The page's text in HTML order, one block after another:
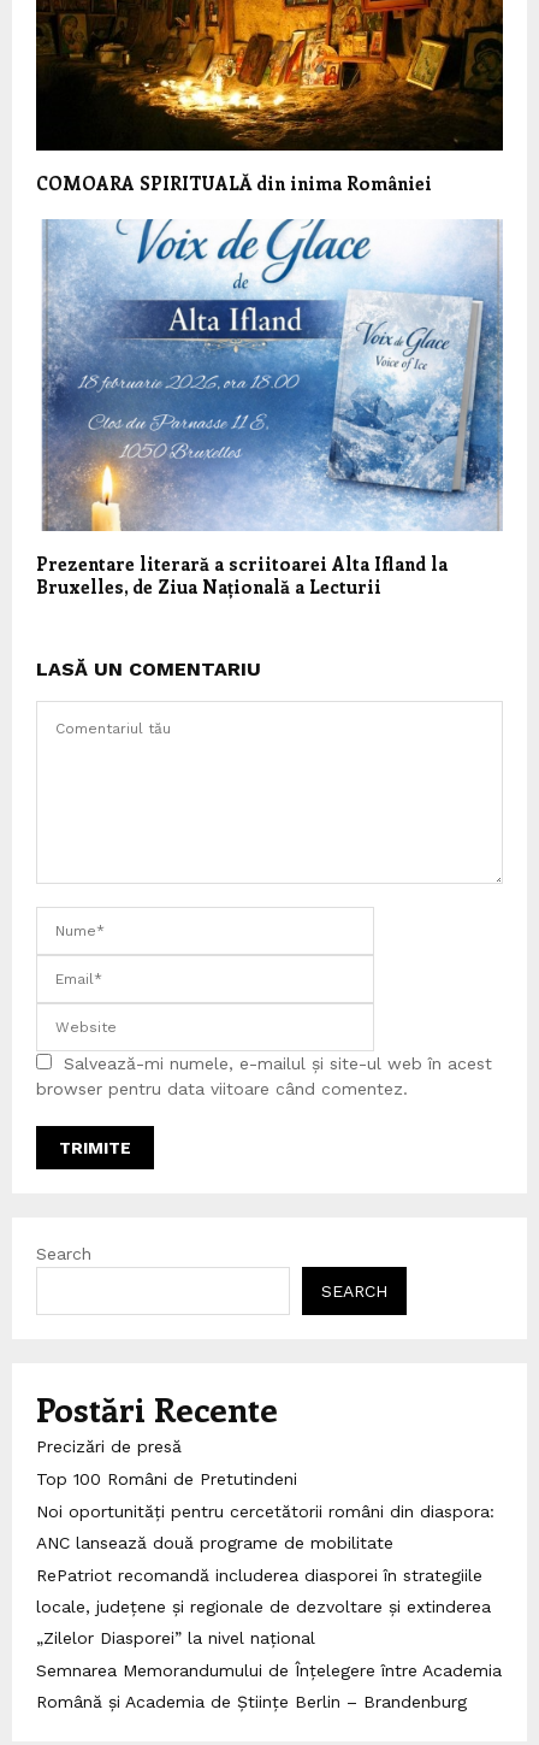
COMOARA SPIRITUALĂ din inima României
Prezentare literară a scriitoarei Alta Ifland la
Bruxelles, de Ziua Națională a Lecturii
LASĂ UN COMENTARIU
Salvează-mi numele, e-mailul și site-ul web în acest
browser pentru data viitoare când comentez.
Search
SEARCH
Postări Recente
Precizări de presă
Top 100 Români de Pretutindeni
Noi oportunități pentru cercetătorii români din diaspora:
ANC lansează două programe de mobilitate
RePatriot recomandă includerea diasporei în strategiile
locale, județene și regionale de dezvoltare și extinderea
„Zilelor Diasporei” la nivel național
Semnarea Memorandumului de Înțelegere între Academia
Română și Academia de Științe Berlin – Brandenburg